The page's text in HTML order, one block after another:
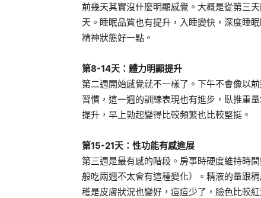
前幾天其實沒什麼明顯感覺。大概是從第三
天。睡眠品質也有提升，入睡變快，深度睡
精神狀態好一點。
第8-14天：體力明顯提升
第二週開始感覺就不一樣了。下午不會像以
習慣，這一週的訓練表現也有進步，臥推重
提升，早上勃起變得比較頻繁也比較堅挺。
第15-21天：性功能有感進展
第三週是最有感的階段。房事時硬度維持時
般吃兩週不太會有這種變化）。精液的量跟
穫是皮膚狀況也變好，痘痘少了，臉色比較紅